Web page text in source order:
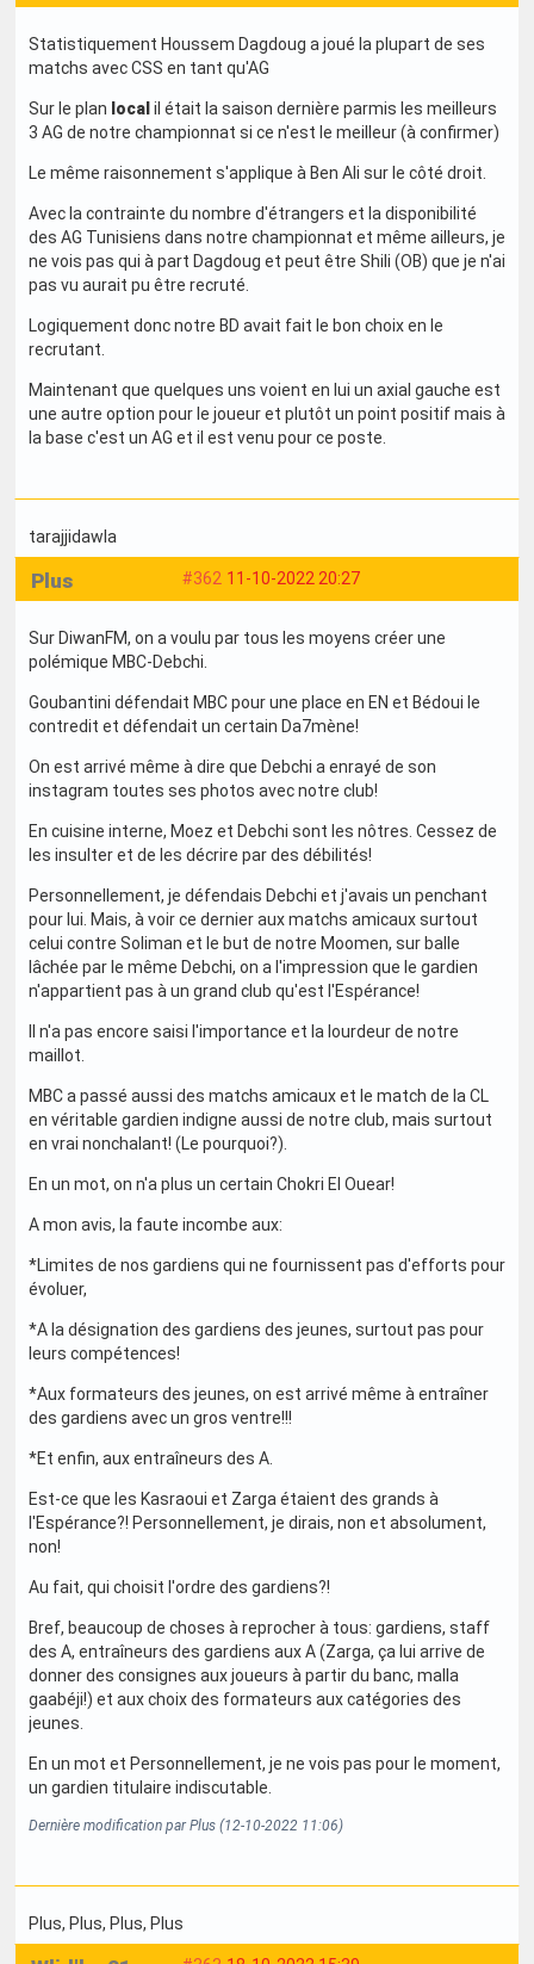
Statistiquement Houssem Dagdoug a joué la plupart de ses
matchs avec CSS en tant qu'AG
Sur le plan local il était la saison dernière parmis les meilleurs
3 AG de notre championnat si ce n'est le meilleur (à confirmer)
Le même raisonnement s'applique à Ben Ali sur le côté droit.
Avec la contrainte du nombre d'étrangers et la disponibilité
des AG Tunisiens dans notre championnat et même ailleurs, je
ne vois pas qui à part Dagdoug et peut être Shili (OB) que je n'ai
pas vu aurait pu être recruté.
Logiquement donc notre BD avait fait le bon choix en le
recrutant.
Maintenant que quelques uns voient en lui un axial gauche est
une autre option pour le joueur et plutôt un point positif mais à
la base c'est un AG et il est venu pour ce poste.
tarajjidawla
#362 11-10-2022 20:27
Plus
Sur DiwanFM, on a voulu par tous les moyens créer une
polémique MBC-Debchi.
Goubantini défendait MBC pour une place en EN et Bédoui le
contredit et défendait un certain Da7mène!
On est arrivé même à dire que Debchi a enrayé de son
instagram toutes ses photos avec notre club!
En cuisine interne, Moez et Debchi sont les nôtres. Cessez de
les insulter et de les décrire par des débilités!
Personnellement, je défendais Debchi et j'avais un penchant
pour lui. Mais, à voir ce dernier aux matchs amicaux surtout
celui contre Soliman et le but de notre Moomen, sur balle
lâchée par le même Debchi, on a l'impression que le gardien
n'appartient pas à un grand club qu'est l'Espérance!
Il n'a pas encore saisi l'importance et la lourdeur de notre
maillot.
MBC a passé aussi des matchs amicaux et le match de la CL
en véritable gardien indigne aussi de notre club, mais surtout
en vrai nonchalant! (Le pourquoi?).
En un mot, on n'a plus un certain Chokri El Ouear!
A mon avis, la faute incombe aux:
*Limites de nos gardiens qui ne fournissent pas d'efforts pour
évoluer,
*A la désignation des gardiens des jeunes, surtout pas pour
leurs compétences!
*Aux formateurs des jeunes, on est arrivé même à entraîner
des gardiens avec un gros ventre!!!
*Et enfin, aux entraîneurs des A.
Est-ce que les Kasraoui et Zarga étaient des grands à
l'Espérance?! Personnellement, je dirais, non et absolument,
non!
Au fait, qui choisit l'ordre des gardiens?!
Bref, beaucoup de choses à reprocher à tous: gardiens, staff
des A, entraîneurs des gardiens aux A (Zarga, ça lui arrive de
donner des consignes aux joueurs à partir du banc, malla
gaabéji!) et aux choix des formateurs aux catégories des
jeunes.
En un mot et Personnellement, je ne vois pas pour le moment,
un gardien titulaire indiscutable.
Dernière modification par Plus (12-10-2022 11:06)
Plus, Plus, Plus, Plus